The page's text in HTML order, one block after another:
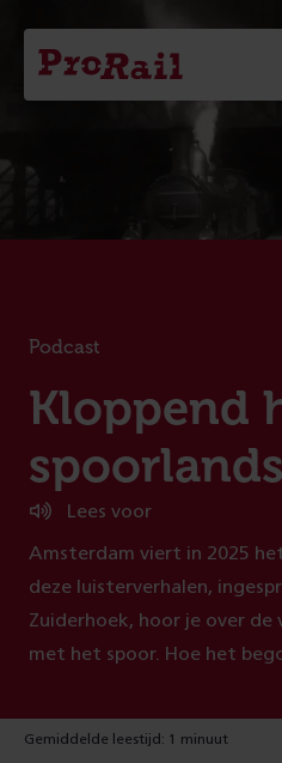
Navigatie
Homepage
ProRail
Podcast
:
Kloppend
Lees voor
Amsterdam viert in 2025
deze luisterverhalen,
Zuiderhoek, hoor je over de
met het spoor. Hoe het
Gemiddelde leestijd: 1 minuut